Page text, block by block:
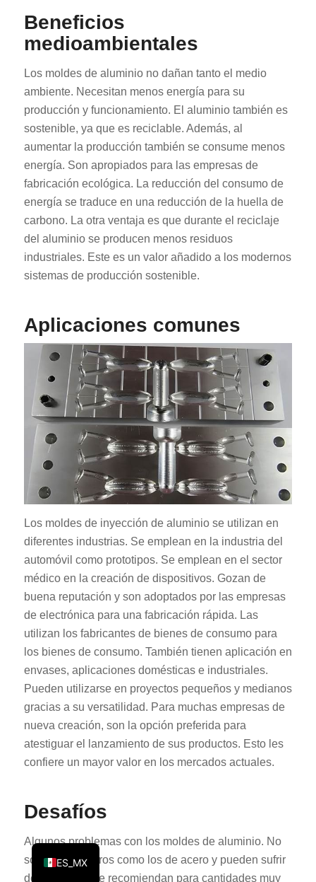
Beneficios
medioambientales
Los moldes de aluminio no dañan tanto el medio
ambiente. Necesitan menos energía para su
producción y funcionamiento. El aluminio también es
sostenible, ya que es reciclable. Además, al
aumentar la producción también se consume menos
energía. Son apropiados para las empresas de
fabricación ecológica. La reducción del consumo de
energía se traduce en una reducción de la huella de
carbono. La otra ventaja es que durante el reciclaje
del aluminio se producen menos residuos
industriales. Este es un valor añadido a los modernos
sistemas de producción sostenible.
Aplicaciones comunes
Los moldes de inyección de aluminio se utilizan en
diferentes industrias. Se emplean en la industria del
automóvil como prototipos. Se emplean en el sector
médico en la creación de dispositivos. Gozan de
buena reputación y son adoptados por las empresas
de electrónica para una fabricación rápida. Las
utilizan los fabricantes de bienes de consumo para
los bienes de consumo. También tienen aplicación en
envases, aplicaciones domésticas e industriales.
Pueden utilizarse en proyectos pequeños y medianos
gracias a su versatilidad. Para muchas empresas de
nueva creación, son la opción preferida para
atestiguar el lanzamiento de sus productos. Esto les
confiere un mayor valor en los mercados actuales.
Desafíos
Algunos problemas con los moldes de aluminio. No
son tan duraderos como los de acero y pueden sufrir
desgaste. No se recomiendan para cantidades muy
ES_MX
EN
IT
DE
RU
NL
TR
AR
ES
KO
PT
CS
EL
SV
HU
RO